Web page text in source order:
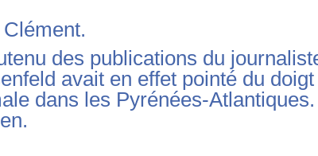
Clément.
des publications du
avait en effet pointé du doigt
dans les Pyrénées-Atlantiques.